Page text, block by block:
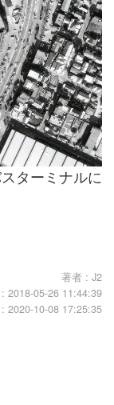
ターミナルに
著者 : J2
2018-05-26 11:44:39
2020-10-08 17:25:35